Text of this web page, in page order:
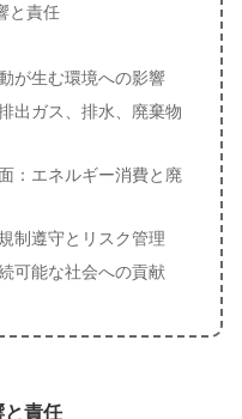
と責任
が生む環境への影響
出ガス、排水、廃棄物
：エネルギー消費と廃
制遵守とリスク管理
可能な社会への貢献
と責任